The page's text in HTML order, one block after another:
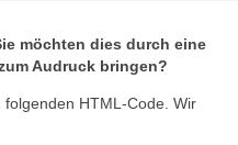
möchten dies durch eine
Audruck bringen?
HTML-Code. Wir